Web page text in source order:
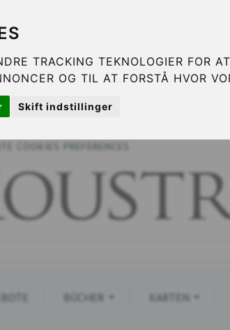
TRACKING TEKNOLOGIER FOR
OG TIL AT FORSTÅ HVOR
Skift indstillinger
COOKIES PREFERENCES
BÜCHER KARTEN